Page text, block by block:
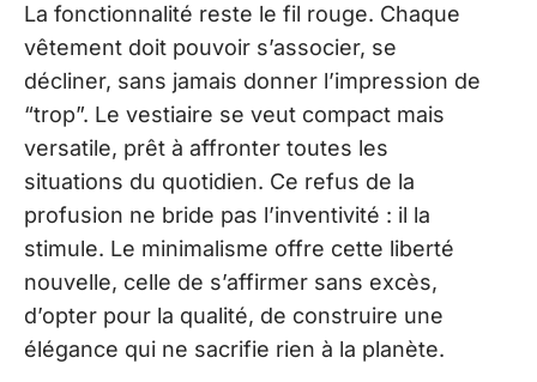
La fonctionnalité reste le fil rouge. Chaque
vêtement doit pouvoir s’associer, se
décliner, sans jamais donner l’impression de
“trop”. Le vestiaire se veut compact mais
versatile, prêt à affronter toutes les
situations du quotidien. Ce refus de la
profusion ne bride pas l’inventivité : il la
stimule. Le minimalisme offre cette liberté
nouvelle, celle de s’affirmer sans excès,
d’opter pour la qualité, de construire une
élégance qui ne sacrifie rien à la planète.